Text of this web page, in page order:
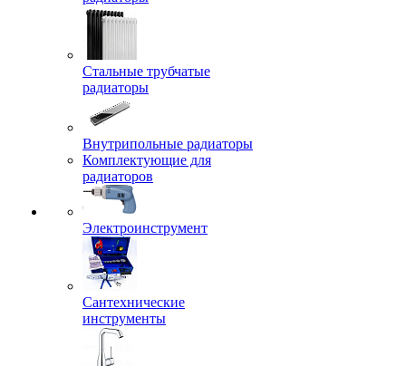
Стальные трубчатые
радиаторы
Внутрипольные радиаторы
Комплектующие для
радиаторов
Электроинструмент
Сантехнические
инструменты